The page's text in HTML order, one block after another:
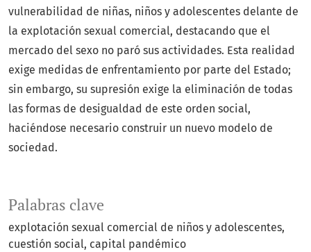
Palabras clave
explotación sexual comercial de niños y adolescentes
cuestión social capital pandémico
vulnerabilidad de niñas, niños y adolescentes delante de
la explotación sexual comercial, destacando que el
mercado del sexo no paró sus actividades. Esta realidad
exige medidas de enfrentamiento por parte del Estado;
sin embargo, su supresión exige la eliminación de todas
las formas de desigualdad de este orden social,
haciéndose necesario construir un nuevo modelo de
sociedad.